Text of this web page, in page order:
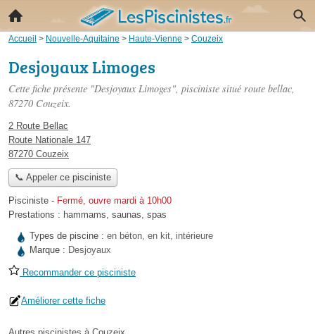
Accueil > Nouvelle-Aquitaine > Haute-Vienne > Couzeix
Desjoyaux Limoges
Cette fiche présente "Desjoyaux Limoges", pisciniste situé route bellac,
87270 Couzeix.
2 Route Bellac
Route Nationale 147
87270 Couzeix
📞 Appeler ce pisciniste
Pisciniste - Fermé, ouvre mardi à 10h00
Prestations : hammams, saunas, spas
Types de piscine : en béton, en kit, intérieure
Marque : Desjoyaux
Recommander ce pisciniste
Améliorer cette fiche